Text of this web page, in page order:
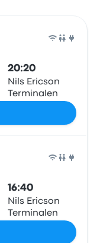
20:20
Nils Ericson
Terminalen
16:40
Nils Ericson
Terminalen